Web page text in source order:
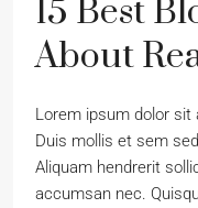
15 Best
About
Lorem ipsum dolor
Duis mollis et sem
Aliquam hendrerit
accumsan nec.